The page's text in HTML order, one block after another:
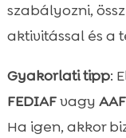
szabályozni,
aktivitással és a
Gyakorlati tipp:
FEDIAFvagy
Ha igen, akkor